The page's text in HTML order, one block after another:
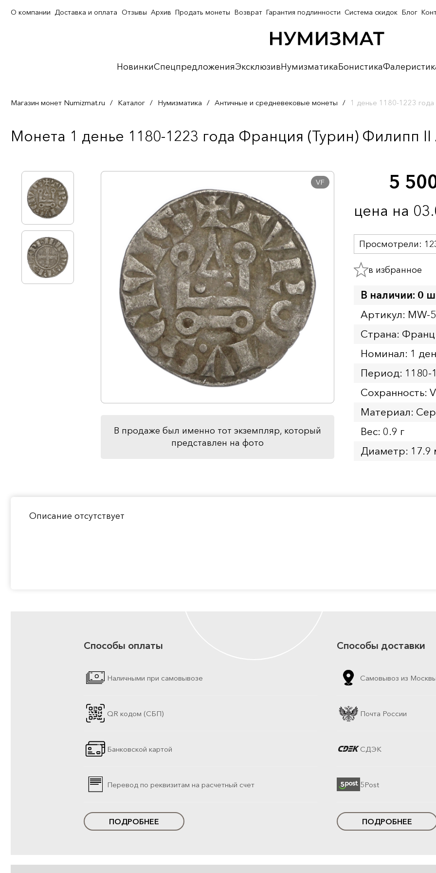
НовинкиСпецпредложенияЭксклюзивНумизматикаБонистика
О компании Доставка и оплата Отзывы Архив Продать монеты Возврат Гарантия подлинности Система скидок Блог
Магазин монет Numizmat.ru / Каталог / Нумизматика / Античные и средневековые монеты / 1 денье 1180-1223
Монета 1 денье 1180-1223 года Франция (Турин) Филипп II
VF
В продаже был именно тот экземпляр, который
представлен на фото
5
цена на
Просмотрели:
в избранное
В наличии: 0
Артикул: MW-
Страна:
Номинал: 1
Период: 1180-
Сохранность:
Материал:
Вес: 0.9 г
Диаметр: 17.9
Описание отсутствует
Способы оплаты
Наличными при самовывозе
QR кодом (СБП)
Банковской картой
Перевод по реквизитам на расчетный счет
ПОДРОБНЕЕ
Способы доставки
Самовывоз из
Почта России
СДЭК
5Post
ПОДРОБНЕЕ